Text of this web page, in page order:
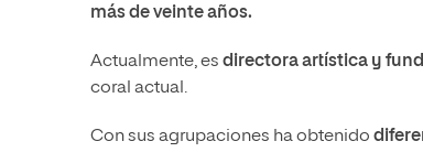
más de veinte años.
Actualmente, es directora artística y
coral actual.
Con sus agrupaciones ha obtenido